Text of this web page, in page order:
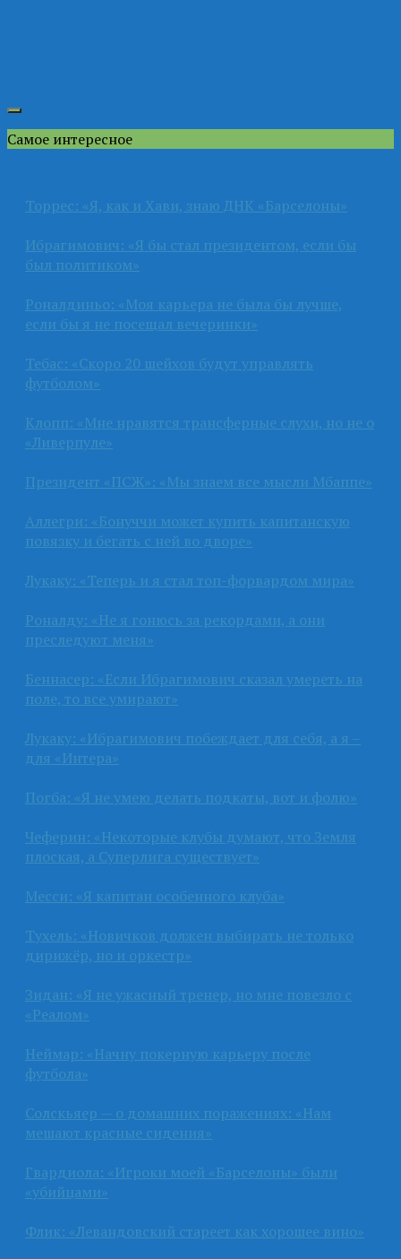
Самое интересное
Торрес: «Я, как и Хави, знаю ДНК «Барселоны»
Ибрагимович: «Я бы стал президентом, если бы
был политиком»
Роналдиньо: «Моя карьера не была бы лучше,
если бы я не посещал вечеринки»
Тебас: «Скоро 20 шейхов будут управлять
футболом»
Клопп: «Мне нравятся трансферные слухи, но не о
«Ливерпуле»
Президент «ПСЖ»: «Мы знаем все мысли Мбаппе»
Аллегри: «Бонуччи может купить капитанскую
повязку и бегать с ней во дворе»
Лукаку: «Теперь и я стал топ-форвардом мира»
Роналду: «Не я гонюсь за рекордами, а они
преследуют меня»
Беннасер: «Если Ибрагимович сказал умереть на
поле, то все умирают»
Лукаку: «Ибрагимович побеждает для себя, а я –
для «Интера»
Погба: «Я не умею делать подкаты, вот и фолю»
Чеферин: «Некоторые клубы думают, что Земля
плоская, а Суперлига существует»
Месси: «Я капитан особенного клуба»
Тухель: «Новичков должен выбирать не только
дирижёр, но и оркестр»
Зидан: «Я не ужасный тренер, но мне повезло с
«Реалом»
Неймар: «Начну покерную карьеру после
футбола»
Солскьяер — о домашних поражениях: «Нам
мешают красные сидения»
Гвардиола: «Игроки моей «Барселоны» были
«убийцами»
Флик: «Левандовский стареет как хорошее вино»